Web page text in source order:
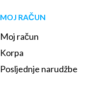
MOJ RAČUN
Moj račun
Korpa
Posljednje narudžbe